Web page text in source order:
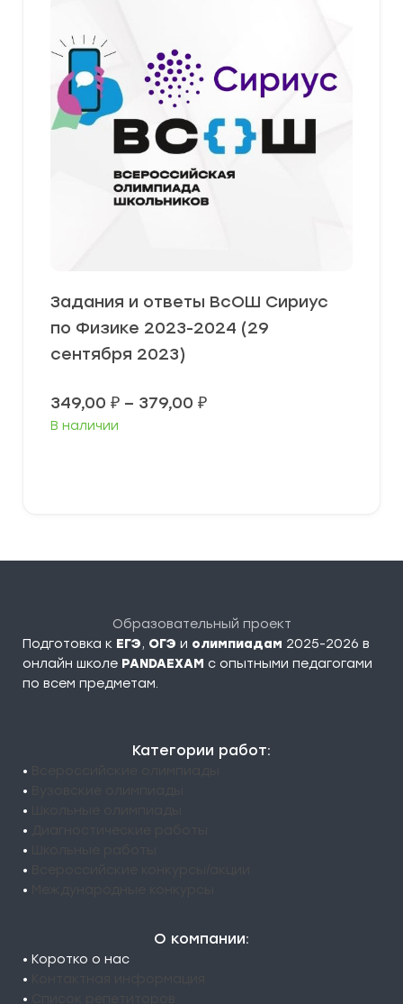
Задания и ответы ВсОШ Сириус
по Физике 2023-2024 (29
сентября 2023)
349,00 ₽ – 379,00 ₽Диапазон
В наличии
Образовательный проект
Подготовка к ЕГЭ, ОГЭ и олимпиадам 2025-2026 в
онлайн школе PANDAEXAM c опытными педагогами
по всем предметам.
Категории работ:
•
•
•
•
•
•
•
О компании:
• Коротко о нас
•
•